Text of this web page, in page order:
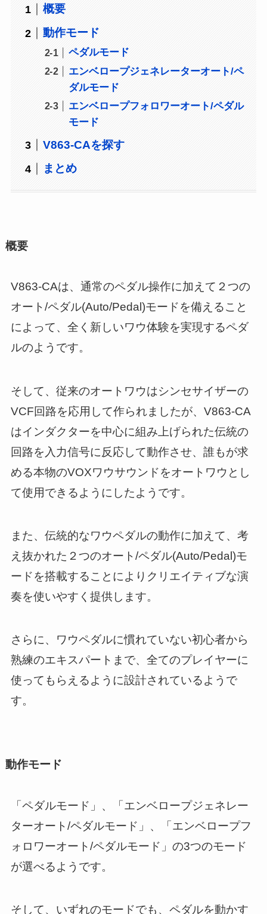
概要
動作モード
ペダルモード
エンベロープジェネレーターオート/ペ
ダルモード
エンベロープフォロワーオート/ペダル
モード
V863-CAを探す
まとめ
概要
V863-CAは、通常のペダル操作に加えて２つの
オート/ペダル(Auto/Pedal)モードを備えること
によって、全く新しいワウ体験を実現するペダ
ルのようです。
そして、従来のオートワウはシンセサイザーの
VCF回路を応用して作られましたが、V863-CA
はインダクターを中心に組み上げられた伝統の
回路を入力信号に反応して動作させ、誰もが求
める本物のVOXワウサウンドをオートワウとし
て使用できるようにしたようです。
また、伝統的なワウペダルの動作に加えて、考
え抜かれた２つのオート/ペダル(Auto/Pedal)モ
ードを搭載することによりクリエイティブな演
奏を使いやすく提供します。
さらに、ワウペダルに慣れていない初心者から
熟練のエキスパートまで、全てのプレイヤーに
使ってもらえるように設計されているようで
す。
動作モード
「ペダルモード」、「エンベロープジェネレー
ターオート/ペダルモード」、「エンベロープフ
ォロワーオート/ペダルモード」の3つのモード
が選べるようです。
そして、いずれのモードでも、ペダルを動かす